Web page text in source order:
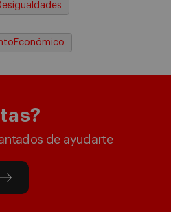
de ayudarte